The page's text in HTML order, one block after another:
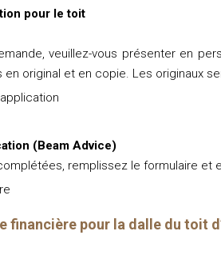
pour le toit
veuillez-vous présenter en
original et en copie. Les originaux
(Beam Advice)
remplissez le formulaire et
financière pour la dalle du toit